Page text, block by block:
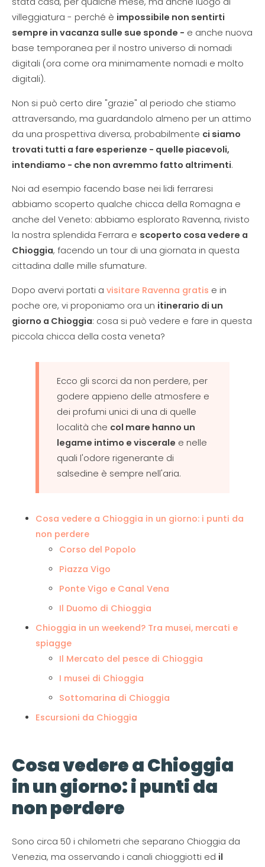
villeggiatura - perché è impossibile non sentirti
sempre in vacanza sulle sue sponde - e anche nuova
base temporanea per il nostro universo di nomadi
digitali (ora come ora minimamente nomadi e molto
digitali).
Non si può certo dire "grazie" al periodo che stiamo
attraversando, ma guardandolo almeno per un attimo
da una prospettiva diversa, probabilmente ci siamo
trovati tutti a fare esperienze - quelle piacevoli,
intendiamo - che non avremmo fatto altrimenti.
Noi ad esempio facendo base nei lidi ferraresi
abbiamo scoperto qualche chicca della Romagna e
anche del Veneto: abbiamo esplorato Ravenna, rivisto
la nostra splendida Ferrara e scoperto cosa vedere a
Chioggia, facendo un tour di una giornata in questa
cittadina dalle mille sfumature.
Dopo avervi portati a visitare Ravenna gratis e in
poche ore, vi proponiamo ora un itinerario di un
giorno a Chioggia: cosa si può vedere e fare in questa
piccola chicca della costa veneta?
Ecco gli scorci da non perdere, per
godere appieno delle atmosfere e
dei profumi unici di una di quelle
località che col mare hanno un
legame intimo e viscerale e nelle
quali l'odore rigenerante di
salsedine è sempre nell'aria.
Cosa vedere a Chioggia in un giorno: i punti da
non perdere
Corso del Popolo
Piazza Vigo
Ponte Vigo e Canal Vena
Il Duomo di Chioggia
Chioggia in un weekend? Tra musei, mercati e
spiagge
Il Mercato del pesce di Chioggia
I musei di Chioggia
Sottomarina di Chioggia
Escursioni da Chioggia
Cosa vedere a Chioggia
in un giorno: i punti da
non perdere
Sono circa 50 i chilometri che separano Chioggia da
Venezia, ma osservando i canali chioggiotti ed il